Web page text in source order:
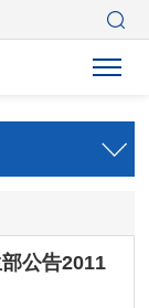
公告2011